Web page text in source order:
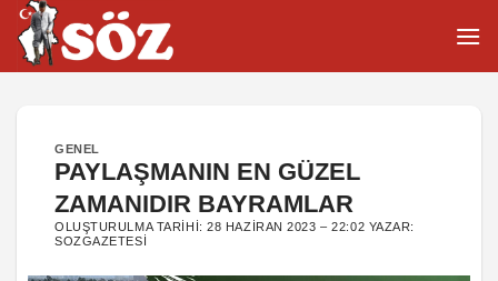
İçeriğe
atla
GENEL
PAYLAŞMANIN EN GÜZEL
ZAMANIDIR BAYRAMLAR
OLUŞTURULMA TARIHI:28 HAZIRAN 2023 – 22:02 YAZAR:
SOZGAZETESI